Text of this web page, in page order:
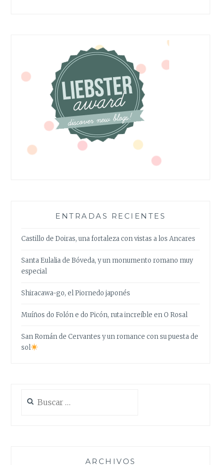
ENTRADAS RECIENTES
Castillo de Doiras, una fortaleza con vistas a los Ancares
Santa Eulalia de Bóveda, y un monumento romano muy
especial
Shiracawa-go, el Piornedo japonés
Muíños do Folón e do Picón, ruta increíble en O Rosal
San Román de Cervantes y un romance con su puesta de
sol
ARCHIVOS